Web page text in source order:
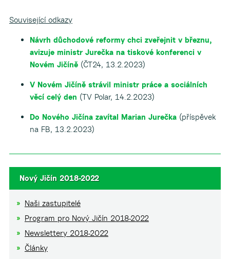
Související odkazy
Návrh důchodové reformy chci zveřejnit v březnu,
avizuje ministr Jurečka na tiskové konferenci v
Novém Jičíně(ČT24, 13.2.2023)
V Novém Jičíně strávil ministr práce a sociálních
věcí celý den (TV Polar, 14.2.2023)
Do Nového Jičína zavítal Marian Jurečka(příspěvek
na FB, 13.2.2023)
Nový Jičín 2018-2022
Naši zastupitelé
Program pro Nový Jičín 2018-2022
Newslettery 2018-2022
Články